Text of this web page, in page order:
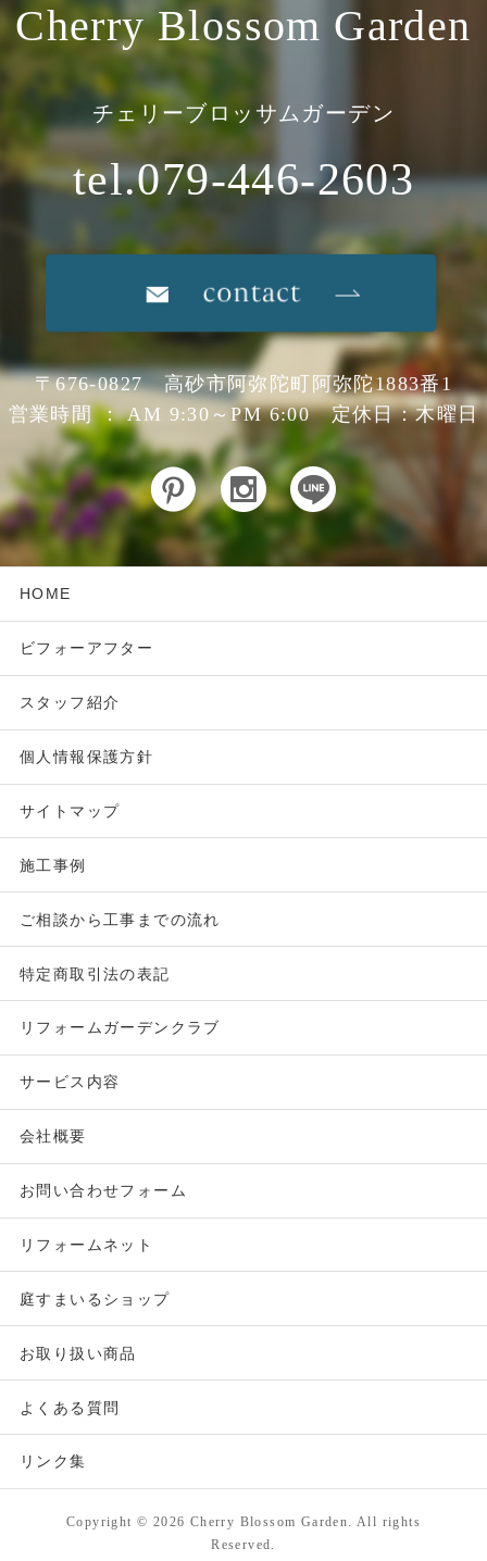
Cherry Blossom Garden
チェリーブロッサムガーデン
tel.079-446-2603
〒676-0827 高砂市阿弥陀町阿弥陀1883番1
営業時間 ： AM 9:30～PM 6:00 定休日：木曜日
HOME
ビフォーアフター
スタッフ紹介
個人情報保護方針
サイトマップ
施工事例
ご相談から工事までの流れ
特定商取引法の表記
リフォームガーデンクラブ
サービス内容
会社概要
お問い合わせフォーム
リフォームネット
庭すまいるショップ
お取り扱い商品
よくある質問
リンク集
Copyright © 2026 Cherry Blossom Garden. All rights
Reserved.